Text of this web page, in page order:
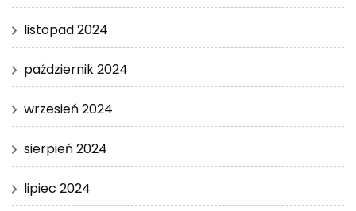
listopad 2024
październik 2024
wrzesień 2024
sierpień 2024
lipiec 2024